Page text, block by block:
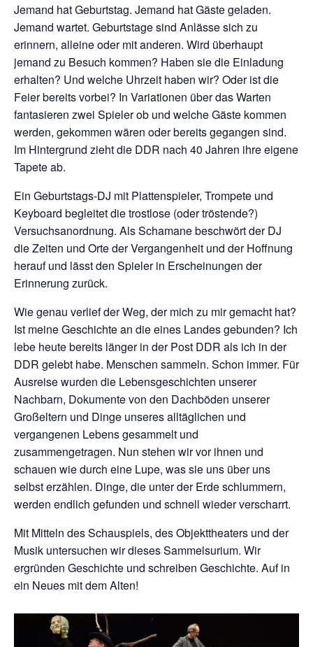
Jemand hat Geburtstag. Jemand hat Gäste geladen.
Jemand wartet. Geburtstage sind Anlässe sich zu
erinnern, alleine oder mit anderen. Wird überhaupt
jemand zu Besuch kommen? Haben sie die Einladung
erhalten? Und welche Uhrzeit haben wir? Oder ist die
Feier bereits vorbei? In Variationen über das Warten
fantasieren zwei Spieler ob und welche Gäste kommen
werden, gekommen wären oder bereits gegangen sind.
Im Hintergrund zieht die DDR nach 40 Jahren ihre eigene
Tapete ab.
Ein Geburtstags-DJ mit Plattenspieler, Trompete und
Keyboard begleitet die trostlose (oder tröstende?)
Versuchsanordnung. Als Schamane beschwört der DJ
die Zeiten und Orte der Vergangenheit und der Hoffnung
herauf und lässt den Spieler in Erscheinungen der
Erinnerung zurück.
Wie genau verlief der Weg, der mich zu mir gemacht hat?
Ist meine Geschichte an die eines Landes gebunden? Ich
lebe heute bereits länger in der Post DDR als ich in der
DDR gelebt habe. Menschen sammeln. Schon immer. Für
Ausreise wurden die Lebensgeschichten unserer
Nachbarn, Dokumente von den Dachböden unserer
Großeltern und Dinge unseres alltäglichen und
vergangenen Lebens gesammelt und
zusammengetragen. Nun stehen wir vor ihnen und
schauen wie durch eine Lupe, was sie uns über uns
selbst erzählen. Dinge, die unter der Erde schlummern,
werden endlich gefunden und schnell wieder verscharrt.
Mit Mitteln des Schauspiels, des Objekttheaters und der
Musik untersuchen wir dieses Sammelsurium. Wir
ergründen Geschichte und schreiben Geschichte. Auf in
ein Neues mit dem Alten!